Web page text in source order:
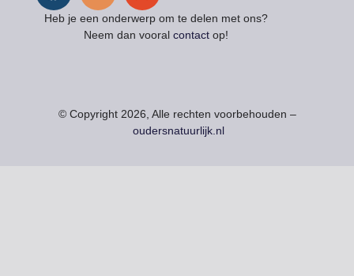
Heb je een onderwerp om te delen met ons?
Neem dan vooral contactop!
© Copyright 2026, Alle rechten voorbehouden –
oudersnatuurlijk.nl